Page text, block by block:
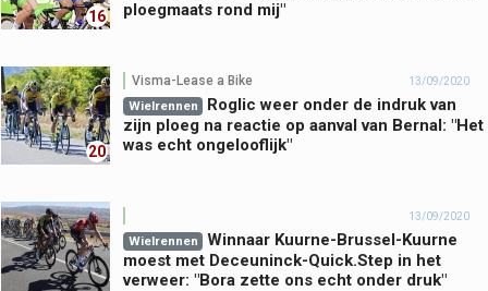
16
ploegmaats rond mij"
20
Visma-Lease a Bike 13/09/2020
Wielrennen
Roglic weer onder de indruk van
zijn ploeg na reactie op aanval van Bernal: "Het
was echt ongelooflijk"
13/09/2020
Wielrennen
Winnaar Kuurne-Brussel-Kuurne
moest met Deceuninck-Quick.Step in het
verweer: "Bora zette ons echt onder druk"